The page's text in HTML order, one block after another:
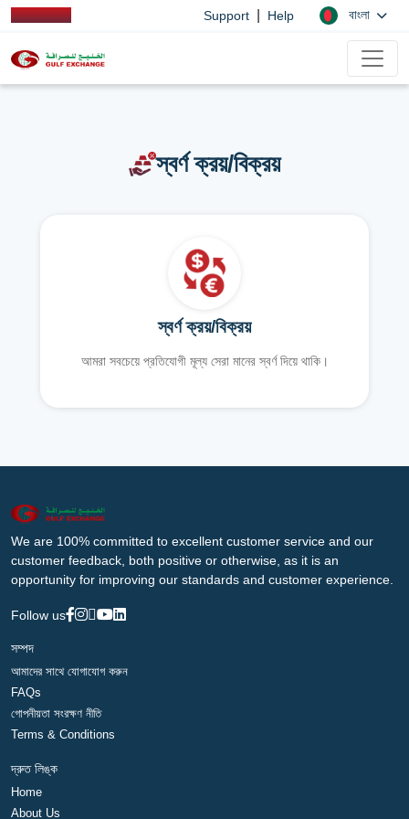
Support Help বাংলা
স্বর্ণ ক্রয়/বিক্রয়
স্বর্ণ ক্রয়/বিক্রয়
আমরা সবচেয়ে প্রতিযোগী মূল্য সেরা মানের স্বর্ণ দিয়ে থাকি।
We are 100% committed to excellent customer service and our
customer feedback, both positive or otherwise, as it is an
opportunity for improving our standards and customer experience.
Follow us
সম্পদ
আমাদের সাথে যোগাযোগ করুন
FAQs
গোপনীয়তা সংরক্ষণ নীতি
Terms & Conditions
দ্রুত লিঙ্ক
Home
About Us